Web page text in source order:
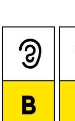

B